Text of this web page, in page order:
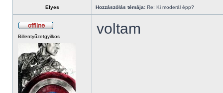
Elyes Hozzászólás témája: Re: Ki moderál épp?
Billentyűzetgyilkos voltam